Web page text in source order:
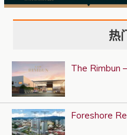
热
The Rimbun
Foreshore